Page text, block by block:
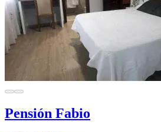
Pensión Fabio